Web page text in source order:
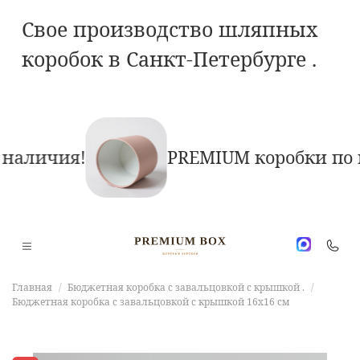
Свое производство шляпных
коробок в Санкт-Петербурге .
PREMIUM коробки по
Главная
Бюджетная коробка с завальцовкой с крышкой .
Бюджетная коробка с завальцовкой с крышкой 16х16 см